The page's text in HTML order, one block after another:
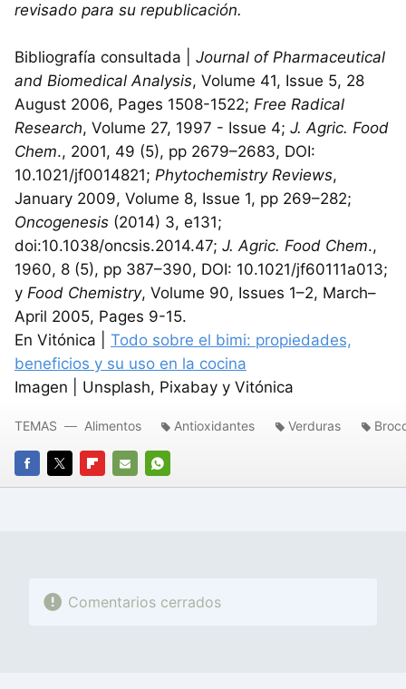
revisado para su republicación.
Bibliografía consultada | Journal of Pharmaceutical
and Biomedical Analysis, Volume 41, Issue 5, 28
August 2006, Pages 1508-1522; Free Radical
Research, Volume 27, 1997 - Issue 4; J. Agric. Food
Chem., 2001, 49 (5), pp 2679–2683, DOI:
10.1021/jf0014821; Phytochemistry Reviews,
January 2009, Volume 8, Issue 1, pp 269–282;
Oncogenesis (2014) 3, e131;
doi:10.1038/oncsis.2014.47; J. Agric. Food Chem.,
1960, 8 (5), pp 387–390, DOI: 10.1021/jf60111a013;
y Food Chemistry, Volume 90, Issues 1–2, March–
April 2005, Pages 9-15.
En Vitónica | Todo sobre el bimi: propiedades,
beneficios y su uso en la cocina
Imagen | Unsplash, Pixabay y Vitónica
FACEBOOK
TWITTERFLIPBOARD
E-
WHATSAPP
TEMAS Alimentos Antioxidantes Verduras
Comentarios cerrados